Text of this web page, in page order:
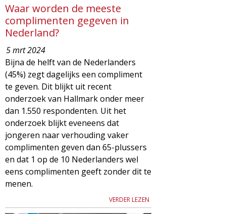
e
Waar worden de meeste
complimenten gegeven in
Nederland?
5 mrt 2024
Bijna de helft van de Nederlanders
(45%) zegt dagelijks een compliment
te geven. Dit blijkt uit recent
onderzoek van Hallmark onder meer
dan 1.550 respondenten. Uit het
onderzoek blijkt eveneens dat
jongeren naar verhouding vaker
complimenten geven dan 65-plussers
en dat 1 op de 10 Nederlanders wel
eens complimenten geeft zonder dit te
menen.
VERDER LEZEN